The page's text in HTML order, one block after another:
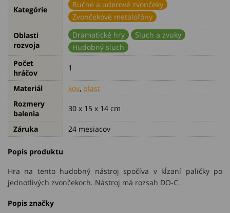
Kategórie
Ručné a uderové zvončeky
Zvončekové metalofóny
Oblasti
rozvoja
Dramatické hry
Sluch a zvuky
Hudobný sluch
Počet
hráčov
1
Materiál kov, plast
Rozmery
balenia
30 x 15 x 14 cm
Záruka 24 mesiacov
Popis produktu
Hra na tento hudobný nástroj spočíva v kĺzaní paličky po
jednotlivých zvončekoch. Nástroj má rozsah DO-C.
Popis značky